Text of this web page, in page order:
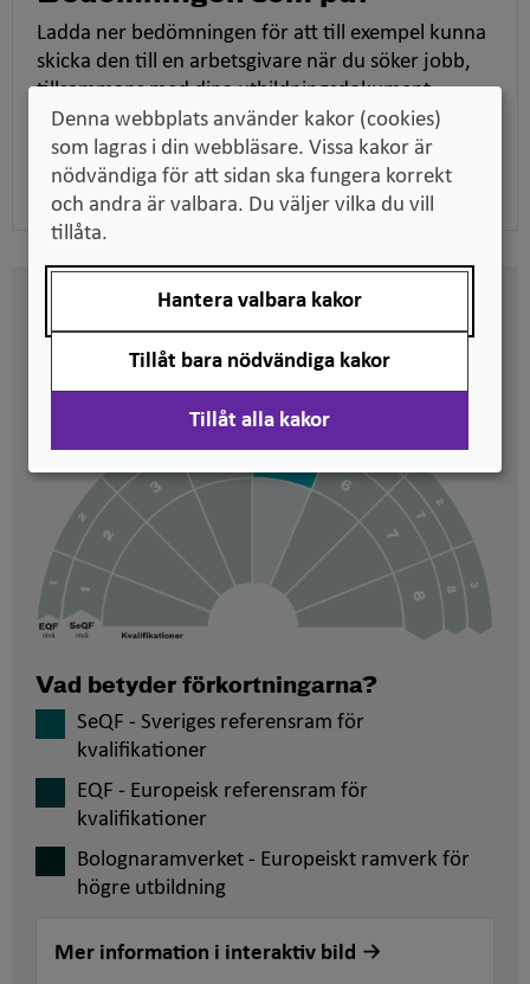
Ladda ner bedömningen för att till exempel kunna
skicka den till en arbetsgivare när du söker jobb,
tillsammans med dina utbildningsdokument.
Ladda ner pdf
svenska kvalifikationer är
Vad betyder förkortningarna?
SeQF - Sveriges referensram för
kvalifikationer
EQF - Europeisk referensram för
kvalifikationer
Bolognaramverket - Europeiskt ramverk för
högre utbildning
Mer information i interaktiv bild
Denna webbplats använder kakor (cookies)
som lagras i din webbläsare. Vissa kakor är
nödvändiga för att sidan ska fungera korrekt
och andra är valbara. Du väljer vilka du vill
tillåta.
Hantera valbara kakor
Tillåt bara nödvändiga kakor
Tillåt alla kakor